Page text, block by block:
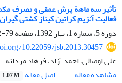
تأثیر سه ماهة پرش عمقی و مصرف
فعالیت آنزیم کراتین کیناز کشتی گیران
دوره 5، شماره 1، بهار 1392، صفحه
79-92
10.22059/jsb.2013.30457
علی اوصالی، احمد آزاد، فرهاد مردانه
مشاهده مقاله
اصل مقاله 1.07 M